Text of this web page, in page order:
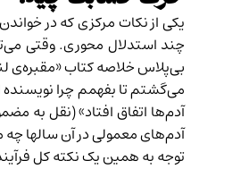
یکی از نکات مرکزی که در
بی‌پلاس خلاصه کتاب«مقبره‌ی
می‌گشتم تا بفهمم چرا
آدم‌ها اتفاق افتاد» (نقل به
آدم‌های معمولی در آن سالها
توجه به همین یک نکته کل